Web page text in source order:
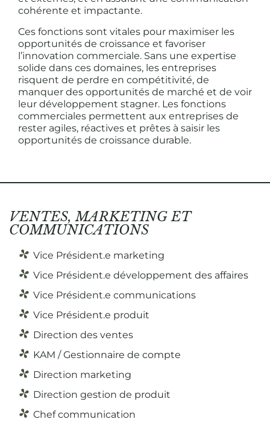
cohérente et impactante.
Ces fonctions sont vitales pour maximiser les
opportunités de croissance et favoriser
l’innovation commerciale. Sans une expertise
solide dans ces domaines, les entreprises
risquent de perdre en compétitivité, de
manquer des opportunités de marché et de voir
leur développement stagner. Les fonctions
commerciales permettent aux entreprises de
rester agiles, réactives et prêtes à saisir les
opportunités de croissance durable.
VENTES, MARKETING ET
COMMUNICATIONS
Vice Président.e marketing
Vice Président.e développement des affaires
Vice Président.e communications
Vice Président.e produit
Direction des ventes
KAM / Gestionnaire de compte
Direction marketing
Direction gestion de produit
Chef communication